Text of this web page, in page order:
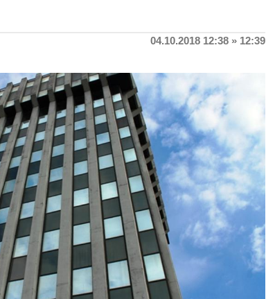
04.10.2018 12:38 » 12:39